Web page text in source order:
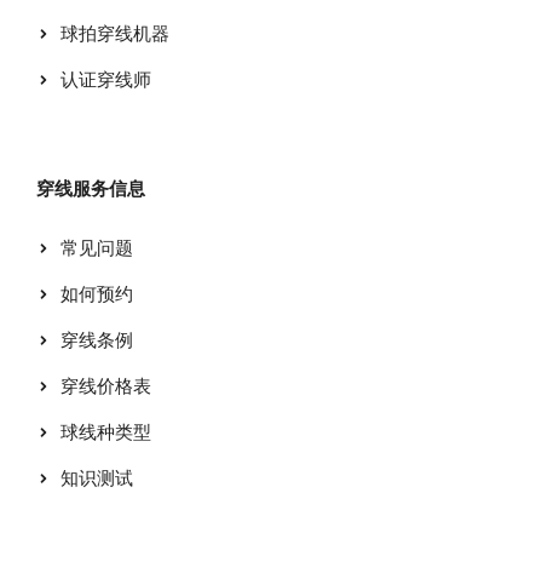
球拍穿线机器
认证穿线师
穿线服务信息
常见问题
如何预约
穿线条例
穿线价格表
球线种类型
知识测试